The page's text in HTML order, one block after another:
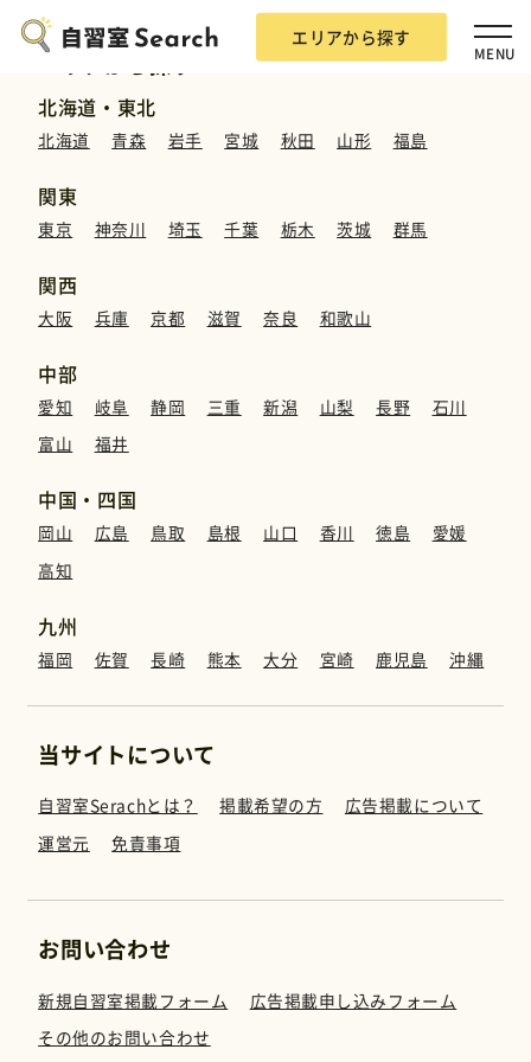
エリアから探す
MENU
エリアから探す
自習室Searchとは？
掲載希望の方
広告掲載について
お問い合わせ
エリアから探す
北海道・東北
北海道 青森 岩手 宮城 秋田 山形 福島
関東
東京 神奈川 埼玉 千葉 栃木 茨城 群馬
関西
大阪 兵庫 京都 滋賀 奈良 和歌山
中部
愛知 岐阜 静岡 三重 新潟 山梨 長野
石川
富山
福井
中国・四国
岡山 広島 鳥取 島根 山口 香川 徳島
愛媛
高知
九州
福岡 佐賀 長崎 熊本 大分 宮崎 鹿児島 沖縄
当サイトについて
自習室Serachとは？ 掲載希望の方
広告掲載について
運営元
免責事項
お問い合わせ
新規自習室掲載フォーム
広告掲載申し込みフォーム
その他のお問い合わせ